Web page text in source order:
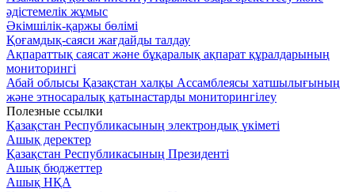
әдістемелік жұмыс
Әкімшілік-қаржы бөлімі
Қоғамдық-саяси жағдайды талдау
Ақпараттық саясат және бұқаралық ақпарат құралдарының
мониторингі
Абай облысы Қазақстан халқы Ассамблеясы хатшылығының
және этносаралық қатынастарды мониторингілеу
Полезные ссылки
Қазақстан Республикасының электрондық үкіметі
Ашық деректер
Қазақстан Республикасының Президенті
Ашық бюджеттер
Ашық НҚА